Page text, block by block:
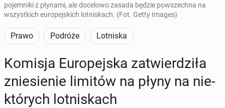
pojemniki z płynami, ale docelowo zasada będzie powszechna na
wszystkich europejskich lotniskach. (Fot. Getty Images)
Prawo Podróże Lotniska
Komisja Eu­ro­pej­ska za­twier­dzi­ła
znie­sie­nie limitów na płyny na nie­
któ­rych lot­ni­skach